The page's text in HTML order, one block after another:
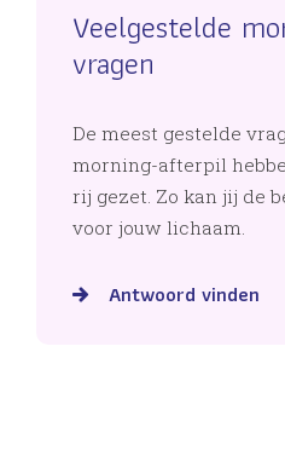
Veelgestelde
vragen
De meest gestelde
morning-afterpil
rij gezet. Zo kan jij de
voor jouw lichaam.
Antwoord vinden